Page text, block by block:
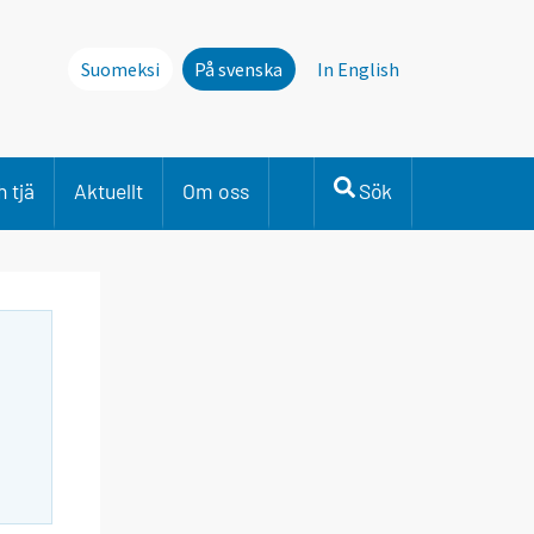
Suomeksi På svenska In English
tjä Aktuellt Om oss Sök